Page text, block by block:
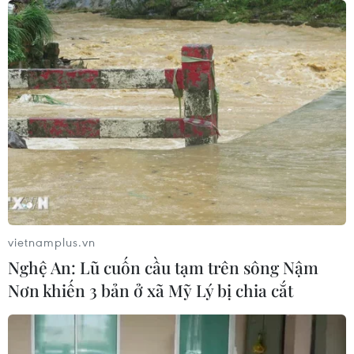
Hàn Quốc áp dụng ưu đãi thuế hỗ
trợ 6 ngành công nghiệp chiến lược
07/08/2026 10:21
Trung Quốc hoàn thành bản đồ địa
chất mới của toàn bộ Mặt Trăng
07/08/2026 08:52
Australia đề cao hợp tác với Việt Nam
vì hòa bình, ổn định và thịnh vượng
07/08/2026 07:09
Cựu Đại sứ Australia: Tầm nhìn hợp
vietnamplus.vn
Nghệ An: Lũ cuốn cầu tạm trên sông Nậm
Nơn khiến 3 bản ở xã Mỹ Lý bị chia cắt